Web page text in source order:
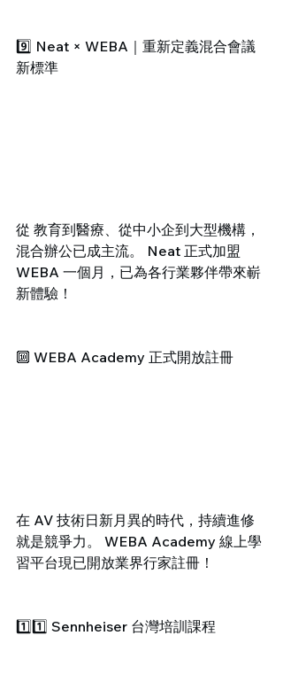
9️⃣ Neat × WEBA｜重新定義混合會議
新標準
從 教育到醫療、從中小企到大型機構，
混合辦公已成主流。 Neat 正式加盟
WEBA 一個月，已為各行業夥伴帶來嶄
新體驗！
🔟 WEBA Academy 正式開放註冊
在 AV 技術日新月異的時代，持續進修
就是競爭力。 WEBA Academy 線上學
習平台現已開放業界行家註冊！
1️⃣1️⃣ Sennheiser 台灣培訓課程